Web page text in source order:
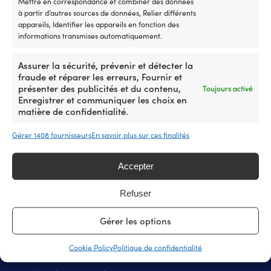
à partir d’autres sources de données, Relier différents
appareils, Identifier les appareils en fonction des
informations transmises automatiquement.
Assurer la sécurité, prévenir et détecter la
fraude et réparer les erreurs, Fournir et
présenter des publicités et du contenu,
Enregistrer et communiquer les choix en
matière de confidentialité.
Toujours activé
Gérer 1408 fournisseursEn savoir plus sur ces finalités
Accepter
Refuser
Gérer les options
Cookie PolicyPolitique de confidentialité
Notre garantie de prix
La plus grande boutique suédoise d’accessoires bateau
– maintenant aussi en France
Clients super satisfaits –4.7 / 5 sur Trustpilot
le jour même et arrivent en France sous 3 jours
De vrais experts bateau vous aident avant et après